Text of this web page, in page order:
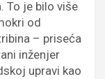
To je bilo više
od
– priseća
inženjer
upravi kao